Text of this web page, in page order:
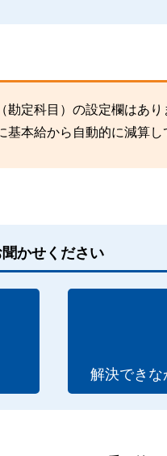
定科目）の設定欄はあり
本給から自動的に減算し
かせください
解決できな